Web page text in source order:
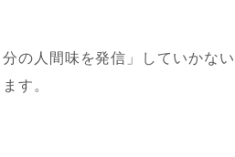
の人間味を発信」していかな
す。